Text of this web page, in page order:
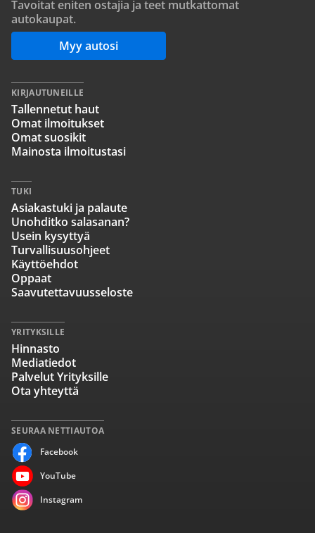
Tavoitat eniten ostajia ja teet mutkattomat
autokaupat.
Myy autosi
SEURAA NETTIAUTOA
Facebook
YouTube
Instagram
KIRJAUTUNEILLE
Tallennetut haut
Omat ilmoitukset
Omat suosikit
Mainosta ilmoitustasi
TUKI
Asiakastuki ja palaute
Unohditko salasanan?
Usein kysyttyä
Turvallisuusohjeet
Käyttöehdot
Oppaat
Saavutettavuusseloste
YRITYKSILLE
Hinnasto
Mediatiedot
Palvelut Yrityksille
Ota yhteyttä